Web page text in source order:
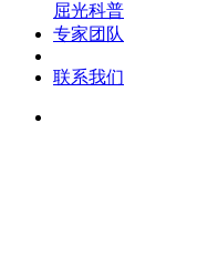
屈光科普
专家团队
联系我们